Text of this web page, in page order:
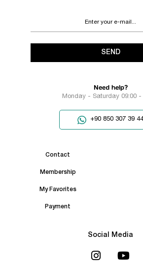
SEND
Need help?
Monday - Saturday 09:00 -
+90 850 307 39 44
Contact
Membership
My Favorites
Payment
Social Media